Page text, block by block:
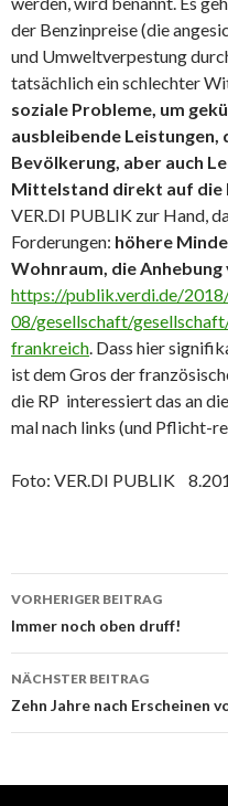
der Benzinpreise (die
und Umweltverpestung
tatsächlich ein schlechter
soziale Probleme, um
ausbleibende
Bevölkerung, aber auch
Mittelstand direkt auf die
VER.DI PUBLIK zur Hand,
Forderungen: höhere
Wohnraum, die
https://publik.verdi.de/
08/gesellschaft/
frankreich. Dass hier
ist dem Gros der
die RP interessiert das an
mal nach links (und Pflicht-
Foto: VER.DI PUBLIK
Beitrags-
Navigation
VORHERIGER BEITRAG
Immer noch oben druff!
NÄCHSTER BEITRAG
Zehn Jahre nach Erscheinen